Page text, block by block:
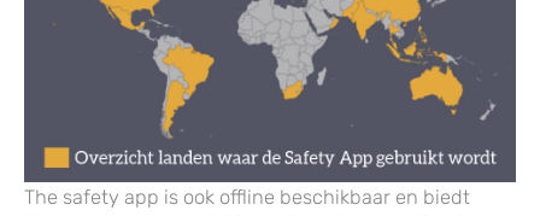
The safety app is ook offline beschikbaar en biedt